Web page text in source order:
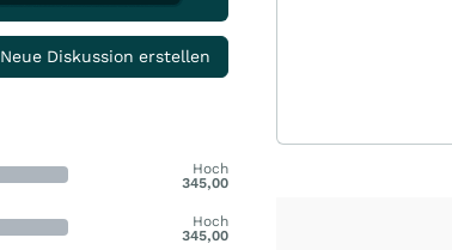
Neue Diskussion erstellen
Hoch
345,00
Hoch
345,00